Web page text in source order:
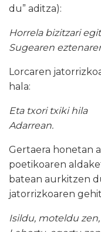
du” aditza):
Horrela bizitzari
Sugearen
Lorcaren
hala:
Eta txori txiki hila
Adarrean.
Gertaera honetan
poetikoaren
batean aurkitzen
jatorrizkoaren
Isildu, moteldu zen,